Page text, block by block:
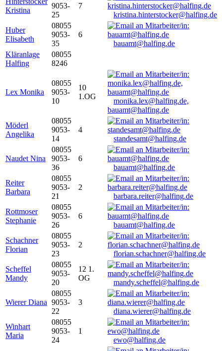
Kristina
9053-
25
7
kristina.hinterstocker@halfing.de
Huber
Elisabeth
08055
9053-
35
6
bauamt@halfing.de
Kläranlage
Halfing
08055
8246
Lex Monika
08055
9053-
10
10
1.OG
monika.lex@halfing.de,
bauamt@halfing.de
Möderl
Angelika
08055
9053-
14
4
standesamt@halfing.de
Naudet Nina
08055
9053-
36
6
bauamt@halfing.de
Reiter
Barbara
08055
9053-
21
2
barbara.reiter@halfing.de
Rottmoser
Stephanie
08055
9053-
26
6
bauamt@halfing.de
Schachner
Florian
08055
9053-
23
2
florian.schachner@halfing.de
Scheffel
Mandy
08055
9053-
20
12 1.
OG
mandy.scheffel@halfing.de
Wierer Diana
08055
9053-
22
3
diana.wierer@halfing.de
Winhart
Maria
08055
9053-
24
1
ewo@halfing.de